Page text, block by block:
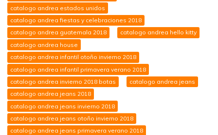
catalogo andrea estados unidos
catalogo andrea fiestas y celebraciones 2018
catalogo andrea guatemala 2018
catalogo andrea hello kitty
catalogo andrea house
catalogo andrea infantil otoño invierno 2018
catalogo andrea infantil primavera verano 2018
catalogo andrea invierno 2018 botas
catalogo andrea jeans
catalogo andrea jeans 2018
catalogo andrea jeans invierno 2018
catalogo andrea jeans otoño invierno 2018
catalogo andrea jeans primavera verano 2018